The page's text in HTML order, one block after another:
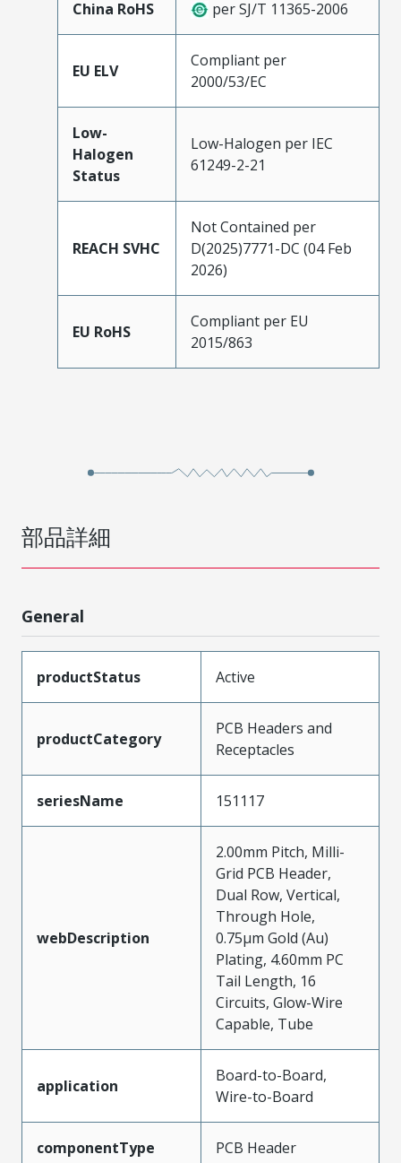
China RoHS per SJ/T 11365-2006
EU ELV
Compliant per
2000/53/EC
Low-
Halogen
Status
Low-Halogen per IEC
61249-2-21
REACH SVHC
Not Contained per
D(2025)7771-DC (04 Feb
2026)
EU RoHS
Compliant per EU
2015/863
部品詳細
General
productStatus Active
productCategory
PCB Headers and
Receptacles
seriesName 151117
webDescription
2.00mm Pitch, Milli-
Grid PCB Header,
Dual Row, Vertical,
Through Hole,
0.75µm Gold (Au)
Plating, 4.60mm PC
Tail Length, 16
Circuits, Glow-Wire
Capable, Tube
application
Board-to-Board,
Wire-to-Board
componentType PCB Header